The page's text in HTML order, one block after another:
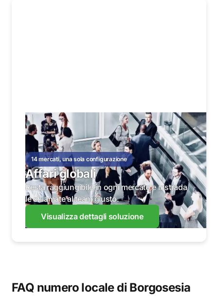
14 mercati, una sola configurazione
Affari globali
Resta raggiungibile in ogni mercato e instrada
le chiamate al team giusto.
Visualizza dettagli soluzione
FAQ numero locale di Borgosesia